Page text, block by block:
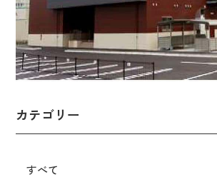
カテゴリー
すべて